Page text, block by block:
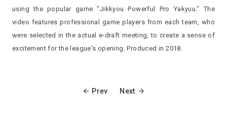
using the popular game "Jikkyou Powerful Pro Yakyuu." The
video features professional game players from each team, who
were selected in the actual e-draft meeting, to create a sense of
excitement for the league's opening. Produced in 2018.
Prev Next